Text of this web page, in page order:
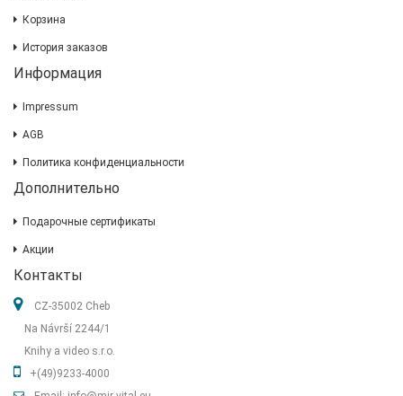
Корзина
История заказов
Информация
Impressum
AGB
Политика конфиденциальности
Дополнительно
Подарочные сертификаты
Акции
Контакты
CZ-35002 Cheb
Na Návrší 2244/1
Knihy a video s.r.o.
+(49)9233-4000